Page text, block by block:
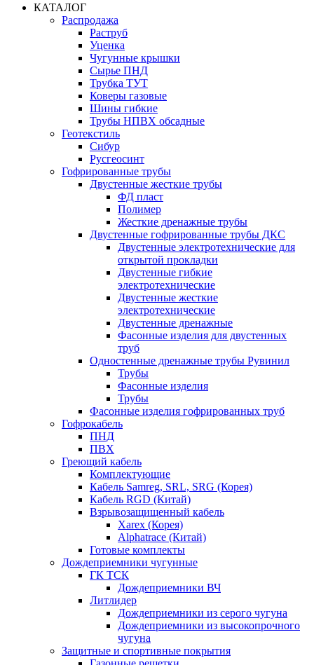
КАТАЛОГ
Распродажа
Раструб
Уценка
Чугунные крышки
Сырье ПНД
Трубка ТУТ
Коверы газовые
Шины гибкие
Трубы НПВХ обсадные
Геотекстиль
Сибур
Русгеосинт
Гофрированные трубы
Двустенные жесткие трубы
ФД пласт
Полимер
Жесткие дренажные трубы
Двустенные гофрированные трубы ДКС
Двустенные электротехнические для
открытой прокладки
Двустенные гибкие
электротехнические
Двустенные жесткие
электротехнические
Двустенные дренажные
Фасонные изделия для двустенных
труб
Одностенные дренажные трубы Рувинил
Трубы
Фасонные изделия
Трубы
Фасонные изделия гофрированных труб
Гофрокабель
ПНД
ПВХ
Греющий кабель
Комплектующие
Кабель Samreg, SRL, SRG (Корея)
Кабель RGD (Китай)
Взрывозащищенный кабель
Xarex (Корея)
Alphatrace (Китай)
Готовые комплекты
Дождеприемники чугунные
ГК ТСК
Дождеприемники ВЧ
Литлидер
Дождеприемники из серого чугуна
Дождеприемники из высокопрочного
чугуна
Защитные и спортивные покрытия